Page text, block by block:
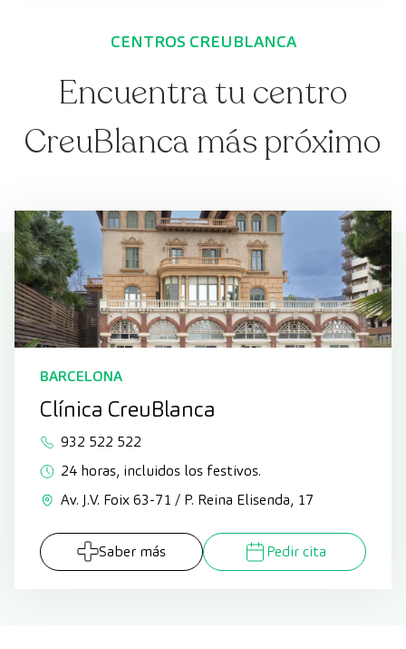
CENTROS CREUBLANCA
Encuentra tu centro
CreuBlanca más próximo
BARCELONA
Clínica CreuBlanca
932 522 522
24 horas, incluidos los festivos.
Av. J.V. Foix 63-71 / P. Reina Elisenda, 17
Saber más Pedir cita